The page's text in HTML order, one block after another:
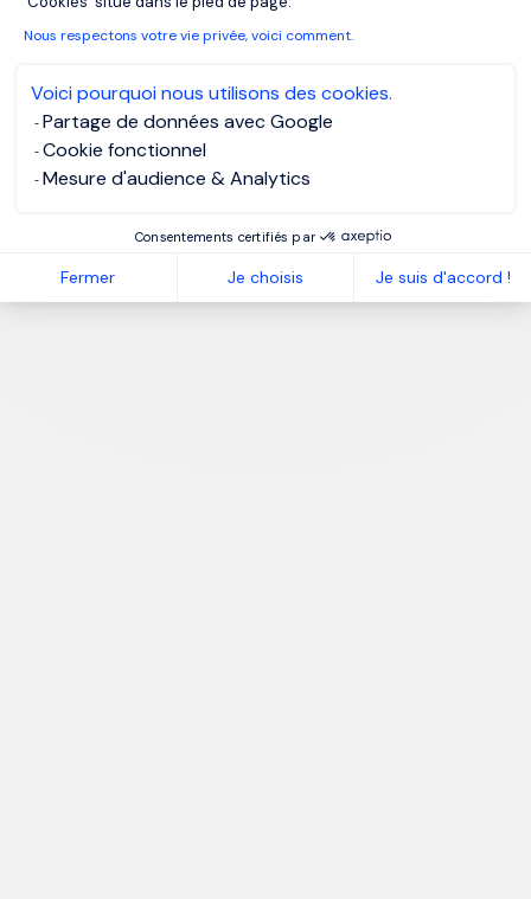
Nous respectons votre vie privée, voici comment.
Voici pourquoi nous utilisons des cookies.
Partage de données avec Google
Cookie fonctionnel
Mesure d'audience & Analytics
Consentements certifiés par
Fermer Je choisis Je suis d'accord !